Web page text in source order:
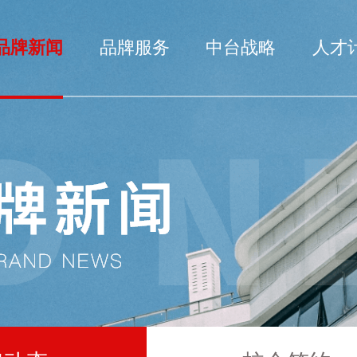
牌新闻 品牌服务 中台战略 人才